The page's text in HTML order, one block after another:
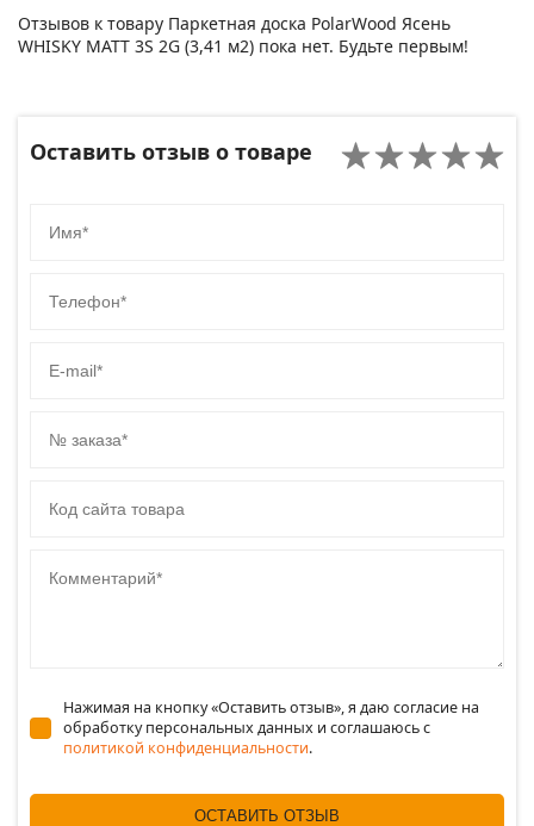
Отзывов к товару Паркетная доска PolarWood Ясень
WHISKY MATT 3S 2G (3,41 м2) пока нет. Будьте первым!
Оставить отзыв о товаре
Нажимая на кнопку «Оставить отзыв», я даю согласие на
обработку персональных данных и соглашаюсь c
политикой конфиденциальности.
ОСТАВИТЬ ОТЗЫВ